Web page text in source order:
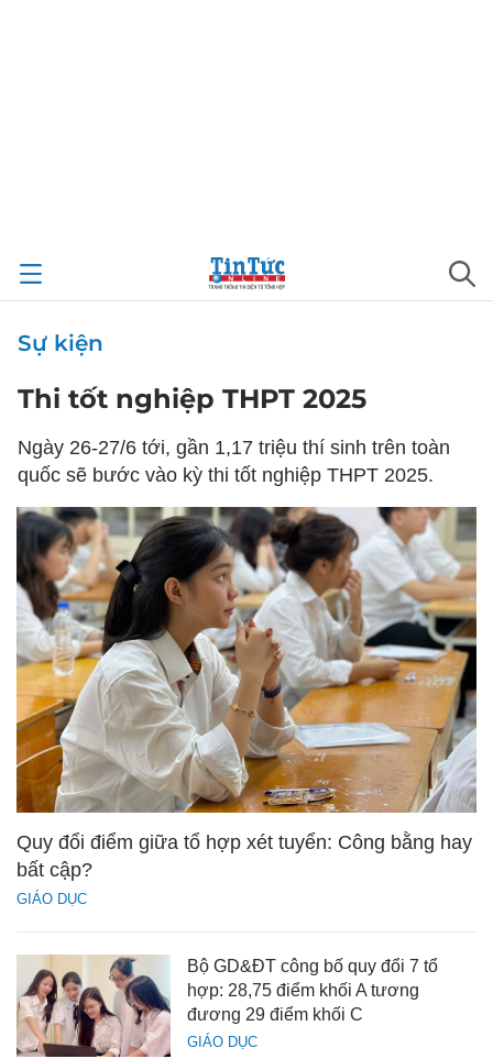
Sự kiện
Thi tốt nghiệp THPT 2025
Ngày 26-27/6 tới, gần 1,17 triệu thí sinh trên toàn
quốc sẽ bước vào kỳ thi tốt nghiệp THPT 2025.
GIÁO DỤC
Quy đổi điểm giữa tổ hợp xét tuyển: Công bằng hay
bất cập?
GIÁO DỤC
Bộ GD&ĐT công bố quy đổi 7 tổ
hợp: 28,75 điểm khối A tương
đương 29 điểm khối C